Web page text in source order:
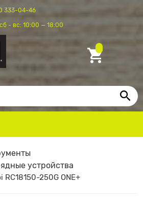
333-04-46
- вс: 10:00 — 18:00
устройства
250G ONE+